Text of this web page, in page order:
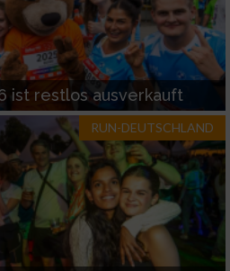
ist restlos ausverkauft
RUN-DEUTSCHLAND